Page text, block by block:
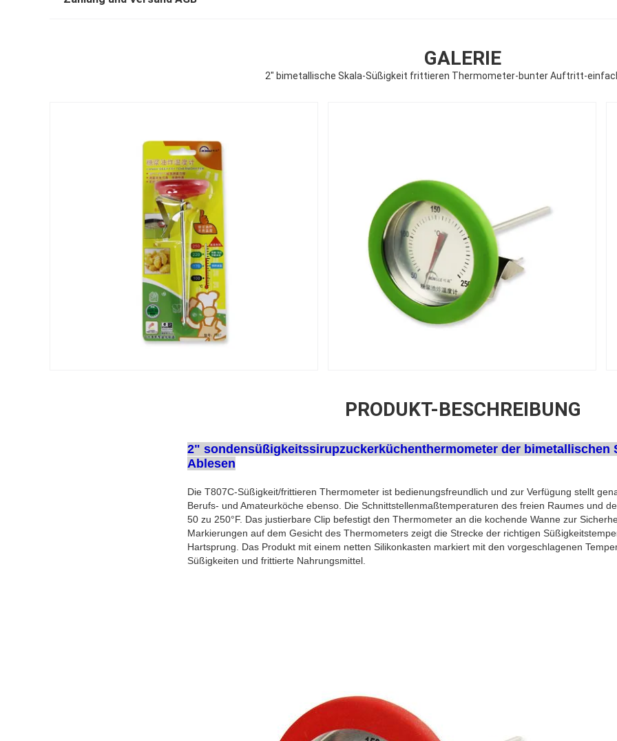
GALERIE
2" bimetallische Skala-Süßigkeit frittieren Thermometer-bunter Auftritt-
PRODUKT-BESCHREIBUNG
2" sondensüßigkeitssirupzuckerküchenthermometer der bimetallischen
Ablesen
Die T807C-Süßigkeit/frittieren Thermometer ist bedienungsfreundlich und zur Verfügung stellt
Berufs- und Amateurköche ebenso. Die Schnittstellenmaßtemperaturen des freien Raumes und
50 zu 250°F. Das justierbare Clip befestigt den Thermometer an die kochende Wanne zur
Markierungen auf dem Gesicht des Thermometers zeigt die Strecke der richtigen
Hartsprung. Das Produkt mit einem netten Silikonkasten markiert mit den vorgeschlagenen
Süßigkeiten und frittierte Nahrungsmittel.